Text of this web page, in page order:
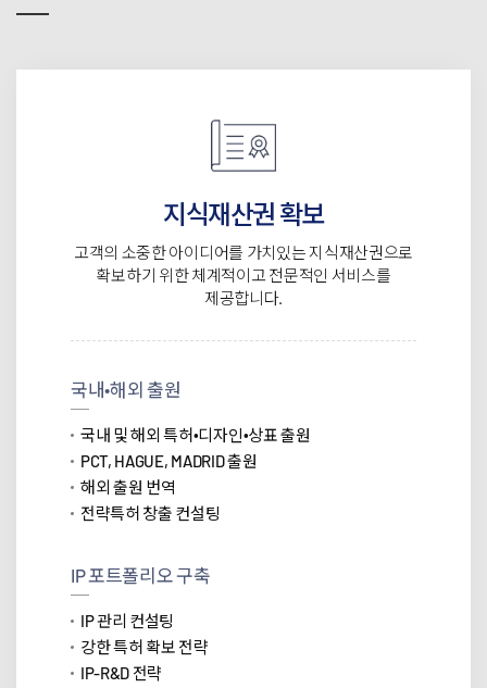
지식재산권 확보
고객의 소중한 아이디어를 가치있는 지식재산권으로
확보하기 위한 체계적이고 전문적인 서비스를
제공합니다.
국내∙해외 출원
국내 및 해외 특허∙디자인∙상표 출원
PCT, HAGUE, MADRID 출원
해외 출원 번역
전략특허 창출 컨설팅
IP 포트폴리오 구축
IP 관리 컨설팅
강한 특허 확보 전략
IP-R&D 전략